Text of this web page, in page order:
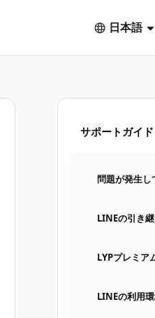
日本語
サポートガイド
問題が発生し
LINEの引き
LYPプレミア
LINEの利用環